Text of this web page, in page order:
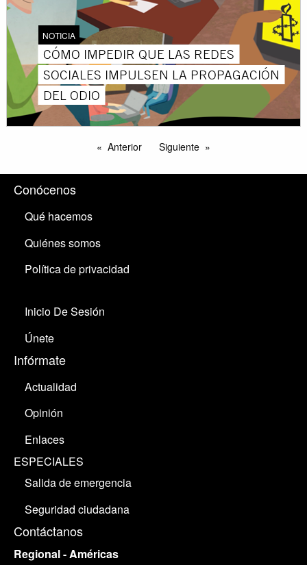
NOTICIA
CÓMO IMPEDIR QUE LAS REDES
SOCIALES IMPULSEN LA PROPAGACIÓN
DEL ODIO
Anterior Siguiente
Conócenos
Qué hacemos
Quiénes somos
Política de privacidad
Inicio De Sesión
Únete
Infórmate
Actualidad
Opinión
Enlaces
ESPECIALES
Salida de emergencia
Seguridad ciudadana
Contáctanos
Regional - Américas